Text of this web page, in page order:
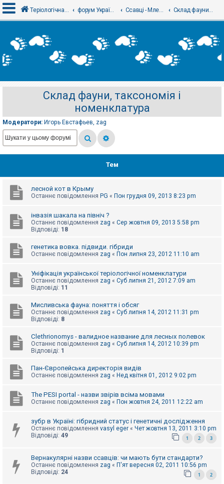
х
і
с
р
а
ц
і
з
п
в
д
к
и
н
т
м
Теріологічна школа форум Українського теріологічного товариства Ссавці - Млекопитающие Склад фауни, таксономія і номенклатура
Склад фауни, таксономія і
номенклатура
Модератори: Игорь Евстафьев, zag
Тем
лесной кот в Крыму
Останнє повідомлення PG « Пон грудня 09, 2013 8:23 pm
інвазія шакала на північ ?
Останнє повідомлення zag « Сер жовтня 09, 2013 5:58 pm
Відповіді: 18
генетика вовка. підвиди. гібриди
Останнє повідомлення zag « Пон липня 23, 2012 11:10 am
Уніфікація української теріологічної номенклатури
Останнє повідомлення zag « Суб липня 21, 2012 7:09 am
Відповіді: 11
Мисливська фауна: поняття і обсяг
Останнє повідомлення zag « Суб липня 14, 2012 11:31 pm
Відповіді: 8
Clethrionomys - валидное название для лесных полевок
Останнє повідомлення zag « Суб липня 14, 2012 10:39 pm
Відповіді: 1
Пан-Європейська директорія видів
Останнє повідомлення zag « Нед квітня 01, 2012 9:02 pm
The PESI portal - назви звірів всіма мовами
Останнє повідомлення zag « Пон жовтня 24, 2011 12:22 am
зубр в Україні: гібридний статус і генетичні дослідження
Останнє повідомлення vasyl eger « Чет жовтня 13, 2011 3:10 pm
Відповіді: 49 1 2 3
Вернакулярні назви ссавців: чи мають бути стандарти?
Останнє повідомлення zag « П'ят вересня 02, 2011 10:56 pm
Відповіді: 24 1 2